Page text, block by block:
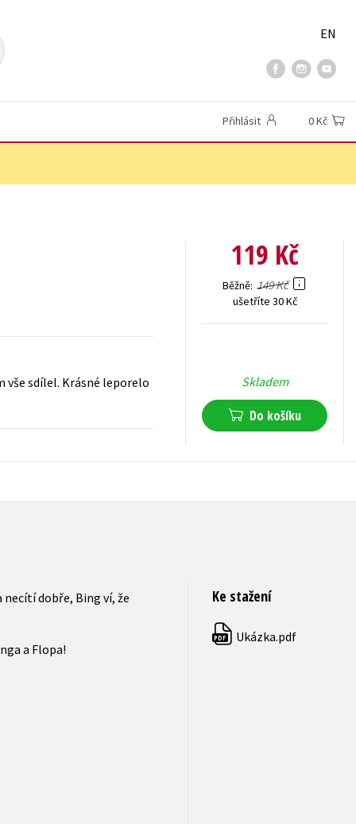
EN
Přihlásit 0 Kč
vše sdílel. Krásné leporelo
119 Kč
Běžně 149 Kč
ušetříte 30 Kč
Skladem
Do košíku
necítí dobře, Bing ví, že
a Flopa!
Ke stažení
PDF Ukázka.pdf